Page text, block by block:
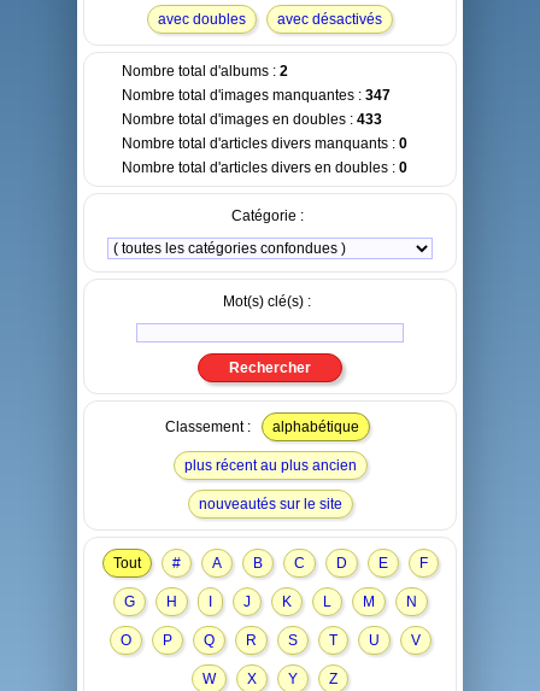
avec doubles avec désactivés
Nombre total d'albums : 2
Nombre total d'images manquantes : 347
Nombre total d'images en doubles : 433
Nombre total d'articles divers manquants : 0
Nombre total d'articles divers en doubles : 0
Catégorie :
Mot(s) clé(s) :
Classement : alphabétique
plus récent au plus ancien
nouveautés sur le site
Tout # A B C D E F
G H J K L M N
O P Q R S T U V
W X Y Z